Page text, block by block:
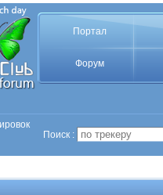
Портал
Форум
Поиск :